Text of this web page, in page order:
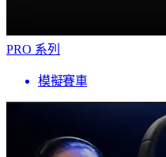
PRO 系列
模擬賽車